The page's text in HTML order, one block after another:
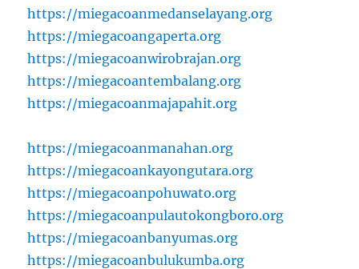
https://miegacoanmedanselayang.org
https://miegacoangaperta.org
https://miegacoanwirobrajan.org
https://miegacoantembalang.org
https://miegacoanmajapahit.org
https://miegacoanmanahan.org
https://miegacoankayongutara.org
https://miegacoanpohuwato.org
https://miegacoanpulautokongboro.org
https://miegacoanbanyumas.org
https://miegacoanbulukumba.org